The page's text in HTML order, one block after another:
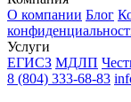
О компании Блог
Услуги
ЕГИСЗ МДЛП
8 (804) 333-68-83